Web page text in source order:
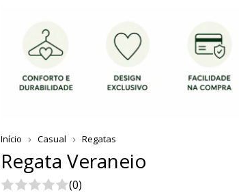
Início Casual Regatas
Regata Veraneio
(0)